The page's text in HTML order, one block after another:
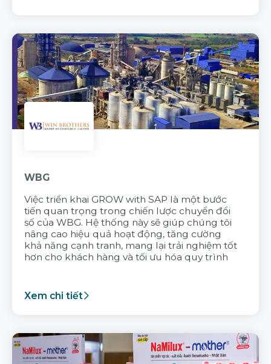
WBG
Việc triển khai GROW with SAP là một bước
tiến quan trọng trong chiến lược chuyển đổi
số của WBG. Hệ thống này sẽ giúp chúng tôi
nâng cao hiệu quả hoạt động, tăng cường
khả năng cạnh tranh, mang lại trải nghiệm tốt
hơn cho khách hàng và tối ưu hóa quy trình
Xem chi tiết